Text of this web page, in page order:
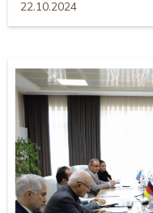
22.10.2024